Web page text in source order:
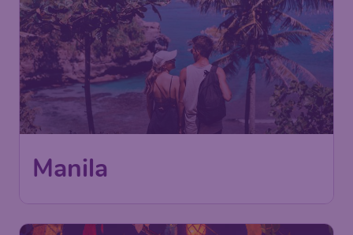
Manila